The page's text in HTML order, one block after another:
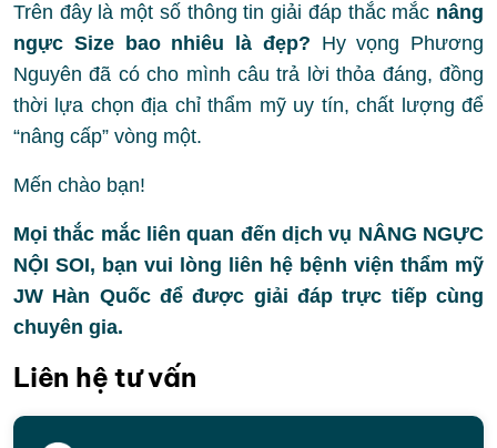
Trên đây là một số thông tin giải đáp thắc mắc nâng
ngực Size bao nhiêu là đẹp? Hy vọng Phương
Nguyên đã có cho mình câu trả lời thỏa đáng, đồng
thời lựa chọn địa chỉ thẩm mỹ uy tín, chất lượng để
“nâng cấp” vòng một.
Mến chào bạn!
Mọi thắc mắc liên quan đến dịch vụ NÂNG NGỰC
NỘI SOI, bạn vui lòng liên hệ bệnh viện thẩm mỹ
JW Hàn Quốc để được giải đáp trực tiếp cùng
chuyên gia.
Liên hệ tư vấn